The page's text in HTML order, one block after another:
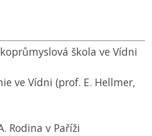
škola ve Vídni
ve Vídni (prof. E. Hellmer,
Rodina v Paříži